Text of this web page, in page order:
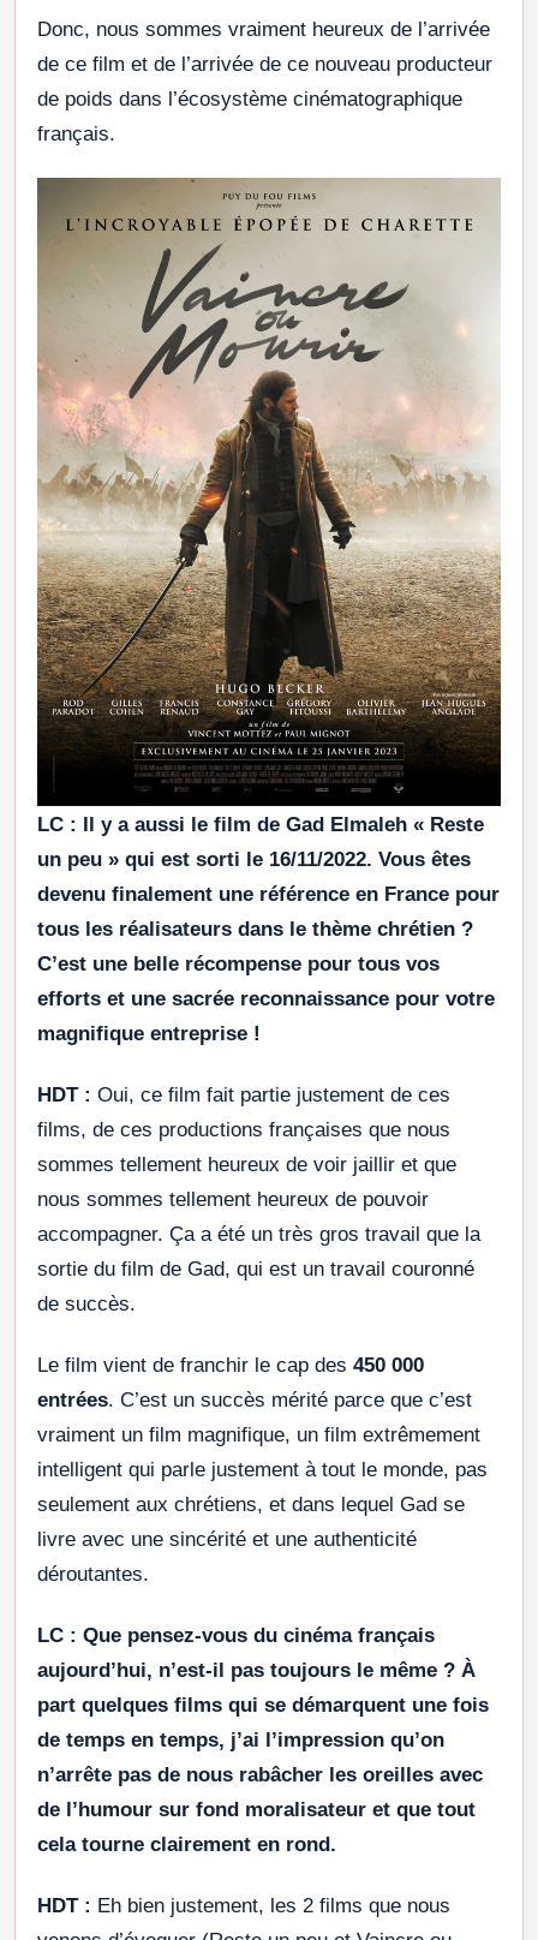
Donc, nous sommes vraiment heureux de l’arrivée
de ce film et de l’arrivée de ce nouveau producteur
de poids dans l’écosystème cinématographique
français.
LC : Il y a aussi le film de Gad Elmaleh « Reste
un peu » qui est sorti le 16/11/2022. Vous êtes
devenu finalement une référence en France pour
tous les réalisateurs dans le thème chrétien ?
C’est une belle récompense pour tous vos
efforts et une sacrée reconnaissance pour votre
magnifique entreprise !
HDT : Oui, ce film fait partie justement de ces
films, de ces productions françaises que nous
sommes tellement heureux de voir jaillir et que
nous sommes tellement heureux de pouvoir
accompagner. Ça a été un très gros travail que la
sortie du film de Gad, qui est un travail couronné
de succès.
Le film vient de franchir le cap des 450 000
entrées. C’est un succès mérité parce que c’est
vraiment un film magnifique, un film extrêmement
intelligent qui parle justement à tout le monde, pas
seulement aux chrétiens, et dans lequel Gad se
livre avec une sincérité et une authenticité
déroutantes.
LC : Que pensez-vous du cinéma français
aujourd’hui, n’est-il pas toujours le même ? À
part quelques films qui se démarquent une fois
de temps en temps, j’ai l’impression qu’on
n’arrête pas de nous rabâcher les oreilles avec
de l’humour sur fond moralisateur et que tout
cela tourne clairement en rond.
HDT : Eh bien justement, les 2 films que nous